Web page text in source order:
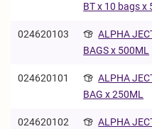
BT x 10 bags x
024620103
ALPHA
BAGS x 500ML
024620101
ALPHA
BAG x 250ML
024620102
ALPHA